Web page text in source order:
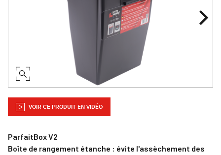
VOIR CE PRODUIT EN VIDÉO
ParfaitBox V2
Boîte de rangement étanche : évite l'assèchement des